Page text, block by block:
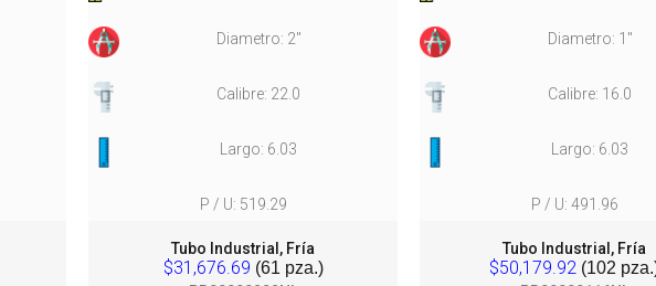
Diametro: 2"
Calibre: 22.0
Largo: 6.03
P / U: 519.29
Tubo Industrial, Fría
$31,676.69 (61 pza.)
Diametro: 1"
Calibre: 16.0
Largo: 6.03
P / U: 491.96
Tubo Industrial, Fría
$50,179.92 (102